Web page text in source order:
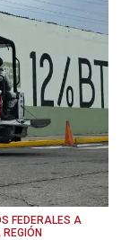
FEDERALES A